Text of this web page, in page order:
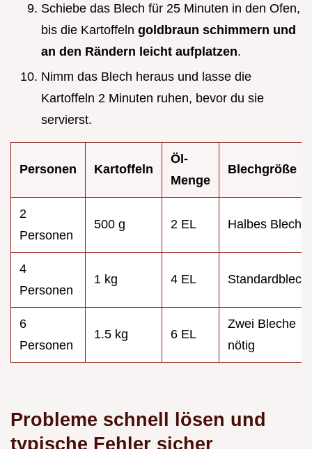
Schiebe das Blech für 25 Minuten in den Ofen,
bis die Kartoffeln goldbraun schimmern und
an den Rändern leicht aufplatzen.
Nimm das Blech heraus und lasse die
Kartoffeln 2 Minuten ruhen, bevor du sie
servierst.
Personen Kartoffeln
Öl-
Menge
Blechgröße
2
Personen
500 g 2 EL Halbes Blech
4
Personen
1 kg 4 EL Standardblech
6
Personen
1.5 kg 6 EL
Zwei Bleche
nötig
Probleme schnell lösen und
typische Fehler sicher